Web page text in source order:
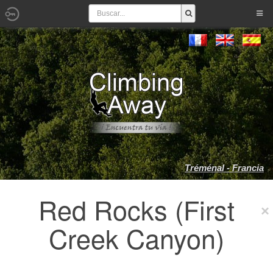
Tréménal - Francia
Red Rocks (First
Creek Canyon)